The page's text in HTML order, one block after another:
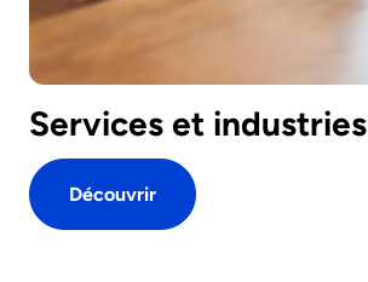
Services et industries
Découvrir